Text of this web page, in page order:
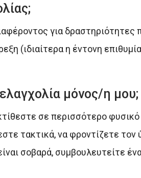
για δραστηριότητες
(ιδιαίτερα η έντονη
μόνος/η μου;
σε περισσότερο
τακτικά, να φροντίζετε τον
σοβαρά, συμβουλευτείτε